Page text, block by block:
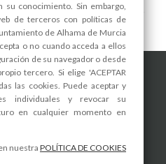
las Redes
-Aviso Legal-Política de
su conocimiento. Sin embargo,
de terceros con políticas de
de Alhama de Murcia
o no cuando acceda a ellos
de su navegador o desde
tercero. Si elige 'ACEPTAR
las cookies. Puede aceptar y
individuales y revocar su
en cualquier momento en
nuestra POLÍTICA DE COOKIES